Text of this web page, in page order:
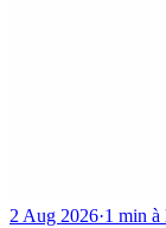
2 Aug 2026·1 min à